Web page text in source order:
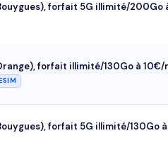
forfait 5G illimité/200Go
forfait illimité/130Go à 10€/
forfait 5G illimité/130Go